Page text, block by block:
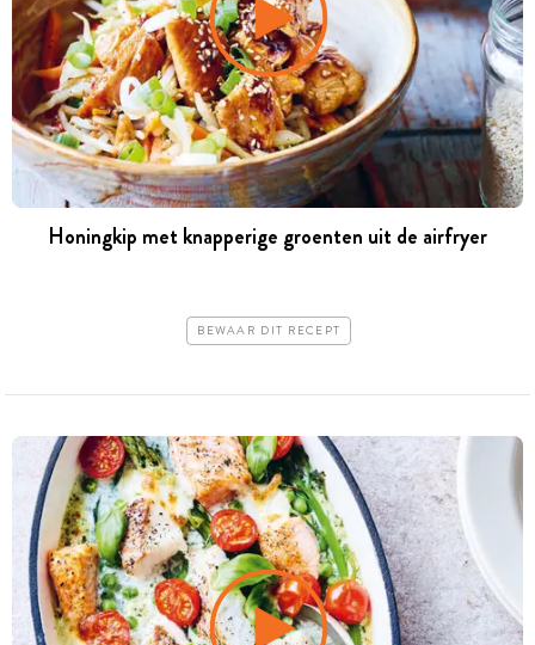
Honingkip met knapperige groenten uit de airfryer
BEWAAR DIT RECEPT